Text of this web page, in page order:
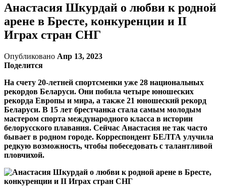
Анастасия Шкурдай о любви к родной
арене в Бресте, конкуренции и II
Играх стран СНГ
Опубликовано Апр 13, 2023
Поделится
На счету 20-летней спортсменки уже 28 национальных
рекордов Беларуси. Они побила четыре юношеских
рекорда Европы и мира, а также 21 юношеский рекорд
Беларуси. В 15 лет брестчанка стала самым молодым
мастером спорта международного класса в истории
белорусского плавания. Сейчас Анастасия не так часто
бывает в родном городе. Корреспондент БЕЛТА улучила
редкую возможность, чтобы побеседовать с талантливой
пловчихой.